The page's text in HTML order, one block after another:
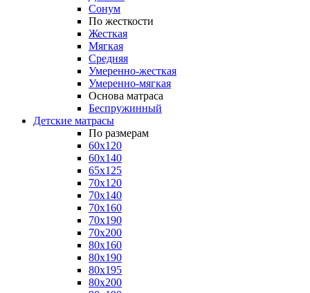
Сонум
По жесткости
Жесткая
Мягкая
Средняя
Умеренно-жесткая
Умеренно-мягкая
Основа матраса
Беспружинный
Детские матрасы
По размерам
60x120
60x140
65x125
70x120
70x140
70x160
70x190
70x200
80x160
80x190
80x195
80x200